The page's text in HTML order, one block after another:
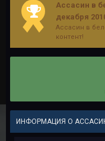
Ассасин в
декабря
Ассасин в
контент!
ИНФОРМАЦИЯ О